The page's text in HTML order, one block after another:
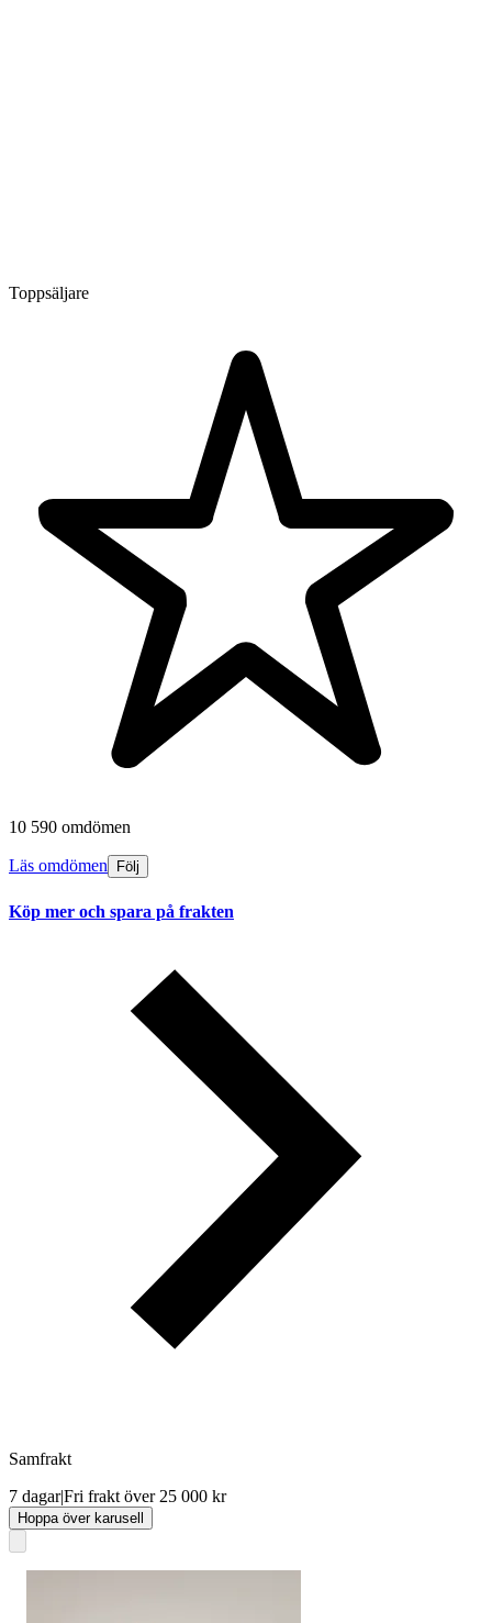
Toppsäljare
10 590 omdömen
Läs omdömen Följ
Köp mer och spara på frakten
Samfrakt
7 dagar|Fri frakt över 25 000 kr
Hoppa över karusell